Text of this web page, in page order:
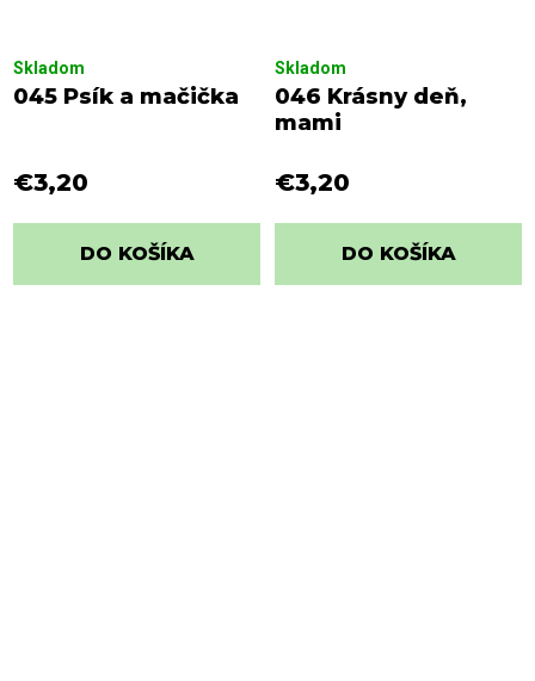
045 Psík a mačička
Skladom
€3,20
DO KOŠÍKA
046 Krásny deň,
mami
Skladom
€3,20
DO KOŠÍKA